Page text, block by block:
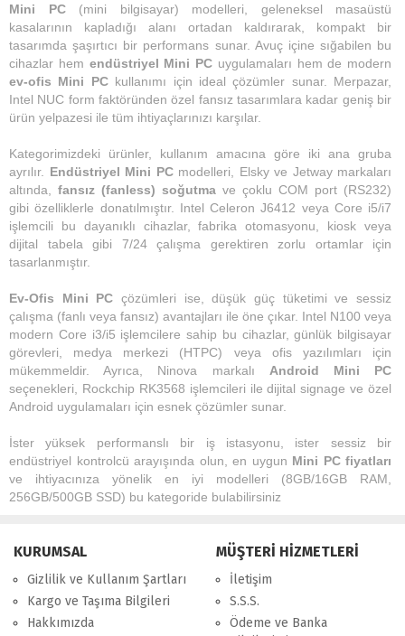
Mini PC(mini bilgisayar) modelleri, geleneksel masaüstü
kasalarının kapladığı alanı ortadan kaldırarak, kompakt bir
tasarımda şaşırtıcı bir performans sunar. Avuç içine sığabilen bu
cihazlar hem endüstriyel Mini PC uygulamaları hem de modern
ev-ofis Mini PCkullanımı için ideal çözümler sunar. Merpazar,
Intel NUC form faktöründen özel fansız tasarımlara kadar geniş bir
ürün yelpazesi ile tüm ihtiyaçlarınızı karşılar.
Kategorimizdeki ürünler, kullanım amacına göre iki ana gruba
ayrılır. Endüstriyel Mini PCmodelleri, Elsky ve Jetway markaları
altında, fansız (fanless) soğutma ve çoklu COM port (RS232)
gibi özelliklerle donatılmıştır. Intel Celeron J6412 veya Core i5/i7
işlemcili bu dayanıklı cihazlar, fabrika otomasyonu, kiosk veya
dijital tabela gibi 7/24 çalışma gerektiren zorlu ortamlar için
tasarlanmıştır.
Ev-Ofis Mini PC çözümleri ise, düşük güç tüketimi ve sessiz
çalışma (fanlı veya fansız) avantajları ile öne çıkar. Intel N100 veya
modern Core i3/i5 işlemcilere sahip bu cihazlar, günlük bilgisayar
görevleri, medya merkezi (HTPC) veya ofis yazılımları için
mükemmeldir. Ayrıca, Ninova markalı Android Mini PC
seçenekleri, Rockchip RK3568 işlemcileri ile dijital signage ve özel
Android uygulamaları için esnek çözümler sunar.
İster yüksek performanslı bir iş istasyonu, ister sessiz bir
endüstriyel kontrolcü arayışında olun, en uygun Mini PC fiyatları
ve ihtiyacınıza yönelik en iyi modelleri (8GB/16GB RAM,
256GB/500GB SSD) bu kategoride bulabilirsiniz
KURUMSAL
Gizlilik ve Kullanım Şartları
Kargo ve Taşıma Bilgileri
Hakkımızda
MÜŞTERİ HİZMETLERİ
İletişim
S.S.S.
Ödeme ve Banka